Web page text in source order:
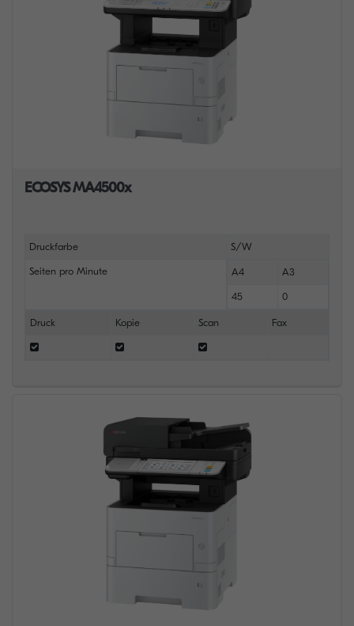
ECOSYS MA4500x
Druckfarbe S/W
Seiten pro Minute A4 A3
45 0
Druck Kopie Scan Fax